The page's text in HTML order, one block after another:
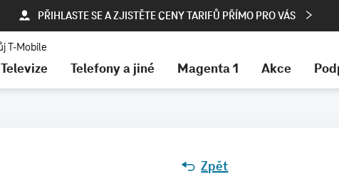
PŘIHLASTE SE A ZJISTĚTE CENY TARIFŮ PŘÍMO PRO VÁS
Televize Telefony a jiné Magenta 1 Akce
Zpět